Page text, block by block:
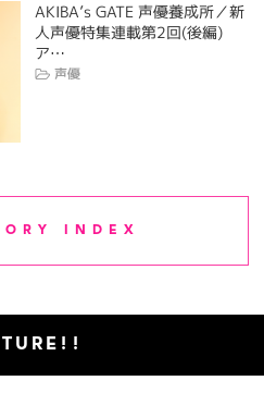
AKIBA’s GATE 声優養成所／新
人声優特集連載第2回(後編)
ア…
声優
INDEX